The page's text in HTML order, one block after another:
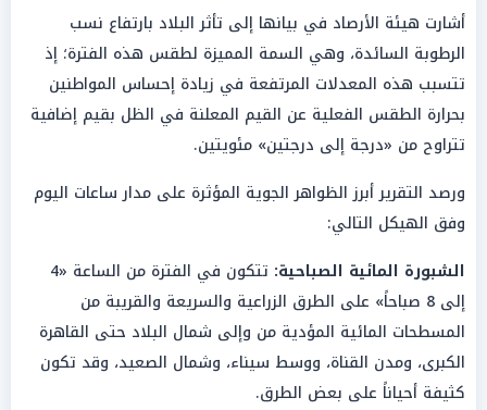
أشارت هيئة الأرصاد في بيانها إلى تأثر البلاد بارتفاع نسب
الرطوبة السائدة، وهي السمة المميزة لطقس هذه الفترة؛ إذ
تتسبب هذه المعدلات المرتفعة في زيادة إحساس المواطنين
بحرارة الطقس الفعلية عن القيم المعلنة في الظل بقيم إضافية
تتراوح من «درجة إلى درجتين» مئويتين.
ورصد التقرير أبرز الظواهر الجوية المؤثرة على مدار ساعات اليوم
وفق الهيكل التالي:
الشبورة المائية الصباحية:
تتكون في الفترة من الساعة «4
إلى 8 صباحاً» على الطرق الزراعية والسريعة والقريبة من
المسطحات المائية المؤدية من وإلى شمال البلاد حتى القاهرة
الكبرى، ومدن القناة، ووسط سيناء، وشمال الصعيد، وقد تكون
كثيفة أحياناً على بعض الطرق.